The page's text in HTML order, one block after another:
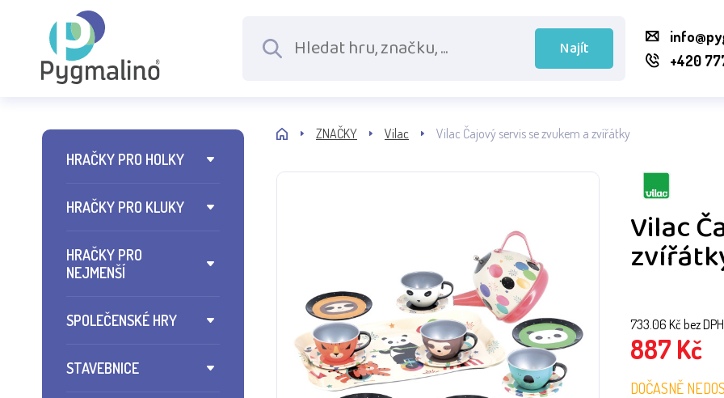
Najít
+420
HRAČKY PRO HOLKY
HRAČKY PRO KLUKY
HRAČKY PRO
NEJMENŠÍ
SPOLEČENSKÉ HRY
STAVEBNICE
ZNAČKY Vilac Vilac Čajový servis se zvukem a zvířátky
Vilac
733.06 Kč bez DPH
887 Kč
DOČASNĚ